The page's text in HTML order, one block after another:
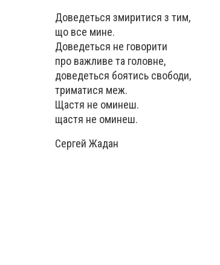
Доведеться змиритися з тим,
що все мине.
Доведеться не говорити
про важливе та головне,
доведеться боятись свободи,
триматися меж.
Щастя не оминеш.
щастя не оминеш.
Сергей Жадан